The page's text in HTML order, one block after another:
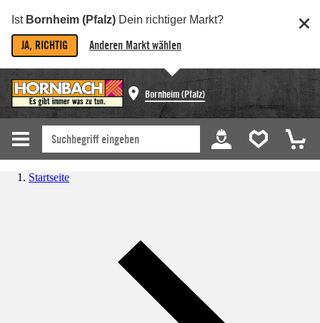
Ist Bornheim (Pfalz) Dein richtiger Markt?
JA, RICHTIG Anderen Markt wählen
Bornheim (Pfalz)
Startseite